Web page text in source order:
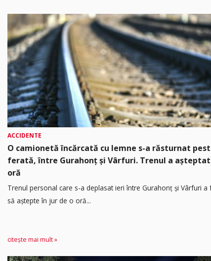
ACCIDENTE
O camionetă încărcată cu lemne s-a răsturnat
ferată, între Gurahonț și Vârfuri. Trenul a
oră
Trenul personal care s-a deplasat ieri între Gurahonț și Vârfuri a
să aștepte în jur de o oră...
citește mai mult »